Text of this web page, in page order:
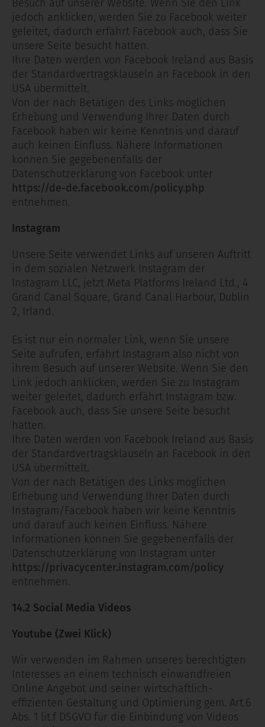
Besuch auf unserer Website. Wenn Sie den Link
jedoch anklicken, werden Sie zu Facebook weiter
geleitet, dadurch erfährt Facebook auch, dass Sie
unsere Seite besucht hatten.
Ihre Daten werden von Facebook Ireland aus Basis
der Standardvertragsklauseln an Facebook in den
USA übermittelt.
Von der nach Betätigen des Links möglichen
Erhebung und Verwendung Ihrer Daten durch
Facebook haben wir keine Kenntnis und darauf
auch keinen Einfluss. Nähere Informationen
können Sie gegebenenfalls der
Datenschutzerklärung von Facebook unter
https://de-de.facebook.com/policy.php
entnehmen.
Instagram
Unsere Seite verwendet Links auf unseren Auftritt
in dem sozialen Netzwerk Instagram der
Instagram LLC, jetzt Meta Platforms Ireland Ltd., 4
Grand Canal Square, Grand Canal Harbour, Dublin
2, Irland.
Es ist nur ein normaler Link, wenn Sie unsere
Seite aufrufen, erfährt Instagram also nicht von
ihrem Besuch auf unserer Website. Wenn Sie den
Link jedoch anklicken, werden Sie zu Instagram
weiter geleitet, dadurch erfährt Instagram bzw.
Facebook auch, dass Sie unsere Seite besucht
hatten.
Ihre Daten werden von Facebook Ireland aus Basis
der Standardvertragsklauseln an Facebook in den
USA übermittelt.
Von der nach Betätigen des Links möglichen
Erhebung und Verwendung Ihrer Daten durch
Instagram/Facebook haben wir keine Kenntnis
und darauf auch keinen Einfluss. Nähere
Informationen können Sie gegebenenfalls der
Datenschutzerklärung von Instagram unter
https://privacycenter.instagram.com/policy
entnehmen.
14.2 Social Media Videos
Youtube (Zwei Klick)
Wir verwenden im Rahmen unseres berechtigten
Interesses an einem technisch einwandfreien
Online Angebot und seiner wirtschaftlich-
effizienten Gestaltung und Optimierung gem. Art.6
Abs. 1 lit.f DSGVO für die Einbindung von Videos